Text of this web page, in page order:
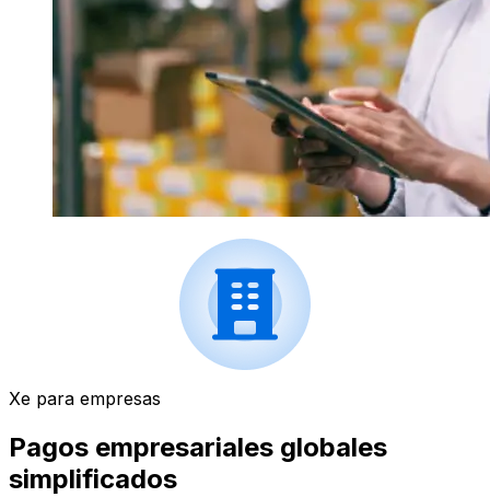
Xe para empresas
Pagos empresariales globales
simplificados